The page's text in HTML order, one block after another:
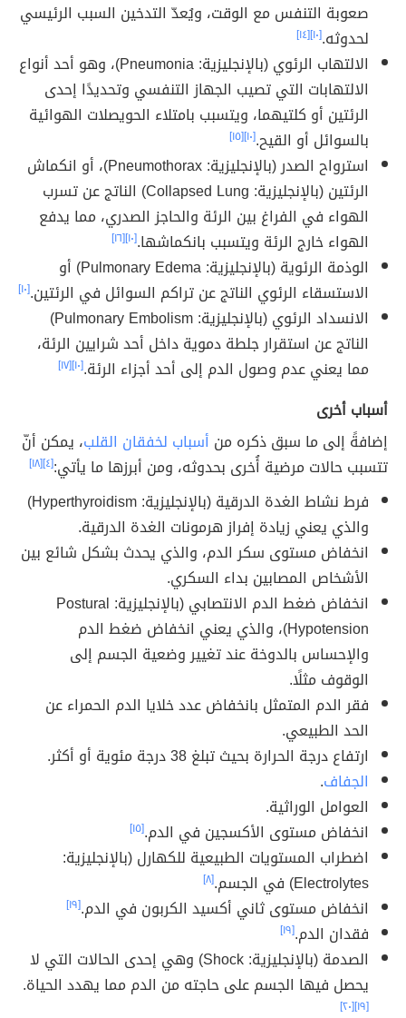
صعوبة التنفس مع الوقت، ويُعدّ التدخين السبب الرئيسي
لحدوثه.[١٠] [١٤]
الالتهاب الرئوي (بالإنجليزية: Pneumonia)، وهو أحد أنواع
الالتهابات التي تصيب الجهاز التنفسي وتحديدًا إحدى
الرئتين أو كلتيهما، ويتسبب بامتلاء الحويصلات الهوائية
بالسوائل أو القيح.[١٠] [١٥]
استرواح الصدر (بالإنجليزية: Pneumothorax)، أو انكماش
الرئتين (بالإنجليزية: Collapsed Lung) الناتج عن تسرب
الهواء في الفراغ بين الرئة والحاجز الصدري، مما يدفع
الهواء خارج الرئة ويتسبب بانكماشها.[١٠] [١٦]
الوذمة الرئوية (بالإنجليزية: Pulmonary Edema) أو
الاستسقاء الرئوي الناتج عن تراكم السوائل في الرئتين.[١٠]
الانسداد الرئوي (بالإنجليزية: Pulmonary Embolism)
الناتج عن استقرار جلطة دموية داخل أحد شرايين الرئة،
مما يعني عدم وصول الدم إلى أحد أجزاء الرئة.[١٠] [١٧]
أسباب أخرى
إضافةً إلى ما سبق ذكره من أسباب لخفقان القلب، يمكن أنّ
تتسبب حالات مرضية أُخرى بحدوثه، ومن أبرزها ما يأتي:[٤] [١٨]
فرط نشاط الغدة الدرقية (بالإنجليزية: Hyperthyroidism)
والذي يعني زيادة إفراز هرمونات الغدة الدرقية.
انخفاض مستوى سكر الدم، والذي يحدث بشكل شائع بين
الأشخاص المصابين بداء السكري.
انخفاض ضغط الدم الانتصابي (بالإنجليزية: Postural
Hypotension)، والذي يعني انخفاض ضغط الدم
والإحساس بالدوخة عند تغيير وضعية الجسم إلى
الوقوف مثلًا.
فقر الدم المتمثل بانخفاض عدد خلايا الدم الحمراء عن
الحد الطبيعي.
ارتفاع درجة الحرارة بحيث تبلغ 38 درجة مئوية أو أكثر.
الجفاف.
العوامل الوراثية.
انخفاض مستوى الأكسجين في الدم.[١٥]
اضطراب المستويات الطبيعية للكهارل (بالإنجليزية:
Electrolytes) في الجسم.
[٨]
انخفاض مستوى ثاني أكسيد الكربون في الدم.[١٩]
فقدان الدم.[١٩]
الصدمة (بالإنجليزية: Shock) وهي إحدى الحالات التي لا
يحصل فيها الجسم على حاجته من الدم مما يهدد الحياة.
[١٩] [٢٠]